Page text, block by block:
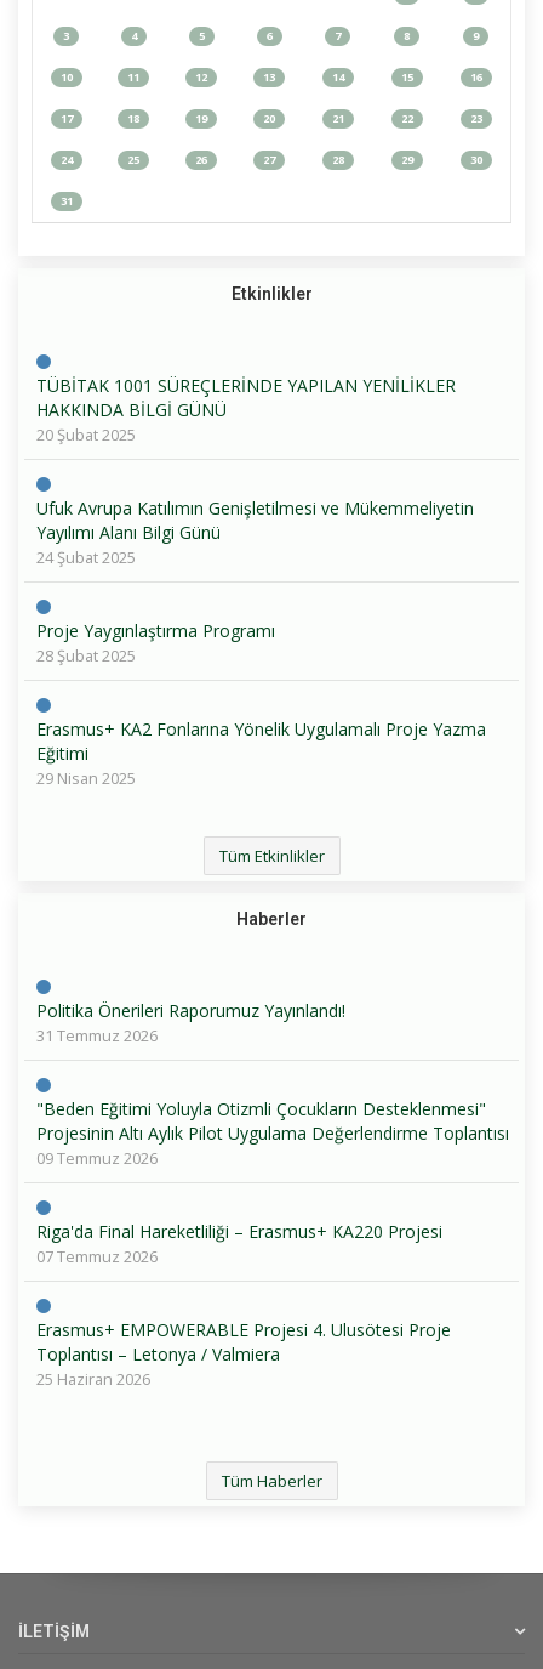
3 4 5 6 7 8 9
10 11 12 13 14 15 16
17 18 19 20 21 22 23
24 25 26 27 28 29 30
31
Etkinlikler
TÜBİTAK 1001 SÜREÇLERİNDE YAPILAN YENİLİKLER
HAKKINDA BİLGİ GÜNÜ
20 Şubat 2025
Ufuk Avrupa Katılımın Genişletilmesi ve Mükemmeliyetin
Yayılımı Alanı Bilgi Günü
24 Şubat 2025
Proje Yaygınlaştırma Programı
28 Şubat 2025
Erasmus+ KA2 Fonlarına Yönelik Uygulamalı Proje Yazma
Eğitimi
29 Nisan 2025
Tüm Etkinlikler
Haberler
Politika Önerileri Raporumuz Yayınlandı!
31 Temmuz 2026
"Beden Eğitimi Yoluyla Otizmli Çocukların Desteklenmesi"
Projesinin Altı Aylık Pilot Uygulama Değerlendirme Toplantısı
09 Temmuz 2026
Riga'da Final Hareketliliği – Erasmus+ KA220 Projesi
07 Temmuz 2026
Erasmus+ EMPOWERABLE Projesi 4. Ulusötesi Proje
Toplantısı – Letonya / Valmiera
25 Haziran 2026
Tüm Haberler
İLETİŞİM